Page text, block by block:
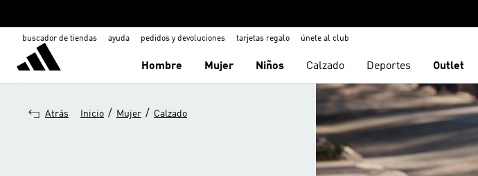
buscador de tiendas ayuda pedidos y devoluciones tarjetas regalo únete al club
Hombre Mujer Niños Calzado Deportes Outlet
Atrás Inicio / Mujer / Calzado